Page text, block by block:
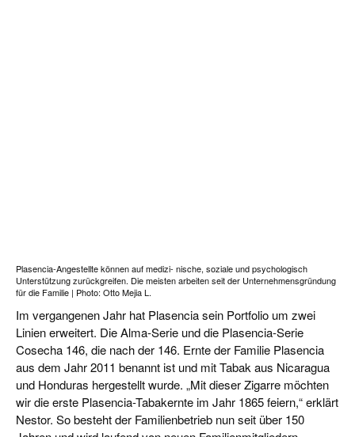
Plasencia-Angestellte können auf medizi- nische, soziale und psychologisch
Unterstützung zurückgreifen. Die meisten arbeiten seit der Unternehmensgründung
für die Familie | Photo: Otto Mejia L.
Im vergangenen Jahr hat Plasencia sein Portfolio um zwei
Linien erweitert. Die Alma-Serie und die Plasencia-Serie
Cosecha 146, die nach der 146. Ernte der Familie Plasencia
aus dem Jahr 2011 benannt ist und mit Tabak aus Nicaragua
und Honduras hergestellt wurde. „Mit dieser Zigarre möchten
wir die erste Plasencia-Tabakernte im Jahr 1865 feiern,“ erklärt
Nestor. So besteht der Familienbetrieb nun seit über 150